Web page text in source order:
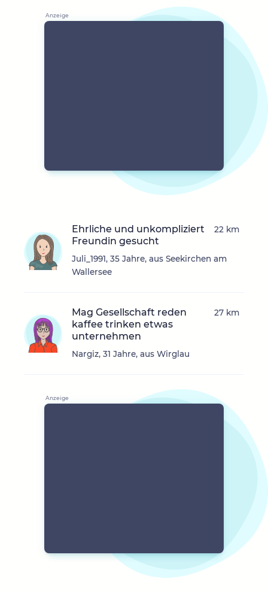
Ehrliche und unkompliziert
Freundin gesucht
Juli_1991, 35 Jahre, aus Seekirchen am
Wallersee
22 km
Mag Gesellschaft reden
kaffee trinken etwas
unternehmen
Nargiz, 31 Jahre, aus Wirglau
27 km